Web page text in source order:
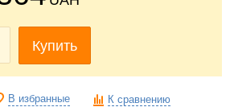
Купить
В избранные К сравнению